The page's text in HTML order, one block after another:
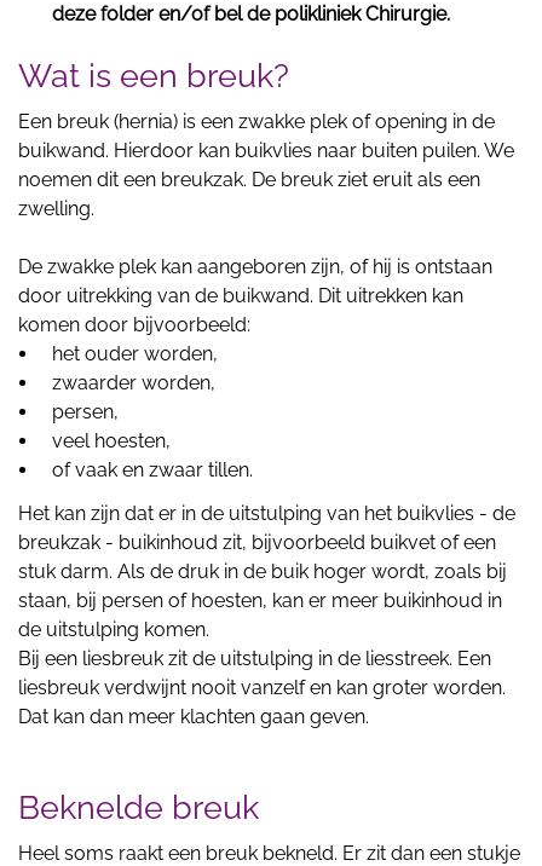
deze folder en/of bel de polikliniek Chirurgie.
Wat is een breuk?
Een breuk (hernia) is een zwakke plek of opening in de
buikwand. Hierdoor kan buikvlies naar buiten puilen. We
noemen dit een breukzak. De breuk ziet eruit als een
zwelling.
De zwakke plek kan aangeboren zijn, of hij is ontstaan
door uitrekking van de buikwand. Dit uitrekken kan
komen door bijvoorbeeld:
het ouder worden,
zwaarder worden,
persen,
veel hoesten,
of vaak en zwaar tillen.
Het kan zijn dat er in de uitstulping van het buikvlies - de
breukzak - buikinhoud zit, bijvoorbeeld buikvet of een
stuk darm. Als de druk in de buik hoger wordt, zoals bij
staan, bij persen of hoesten, kan er meer buikinhoud in
de uitstulping komen.
Bij een liesbreuk zit de uitstulping in de liesstreek. Een
liesbreuk verdwijnt nooit vanzelf en kan groter worden.
Dat kan dan meer klachten gaan geven.
Beknelde breuk
Heel soms raakt een breuk bekneld. Er zit dan een stukje